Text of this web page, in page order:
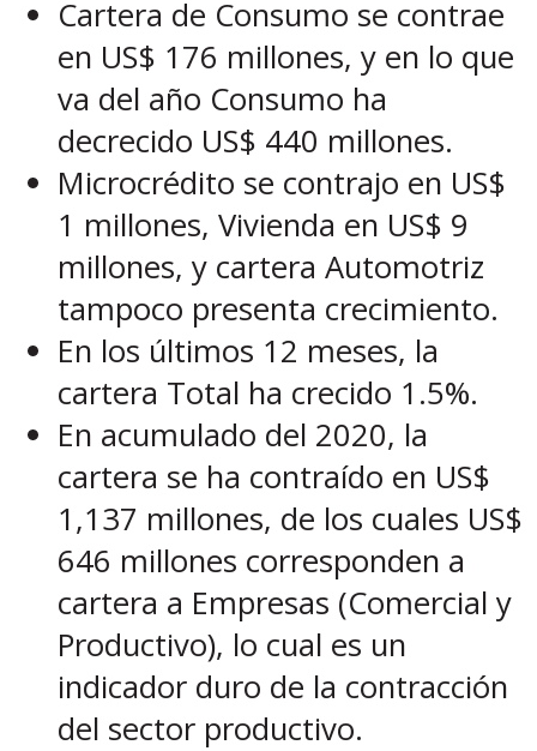
Cartera de Consumo se contrae
en US$ 176 millones, y en lo que
va del año Consumo ha
decrecido US$ 440 millones.
Microcrédito se contrajo en US$
1 millones, Vivienda en US$ 9
millones, y cartera Automotriz
tampoco presenta crecimiento.
En los últimos 12 meses, la
cartera Total ha crecido 1.5%.
En acumulado del 2020, la
cartera se ha contraído en US$
1,137 millones, de los cuales US$
646 millones corresponden a
cartera a Empresas (Comercial y
Productivo), lo cual es un
indicador duro de la contracción
del sector productivo.